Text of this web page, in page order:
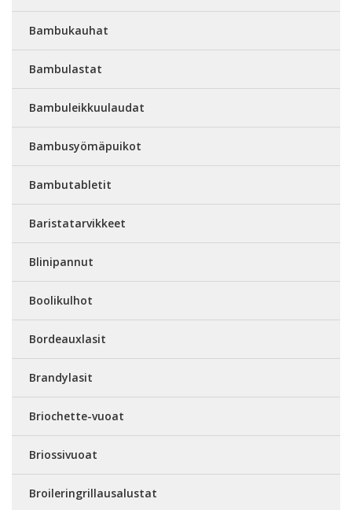
Bambukauhat
Bambulastat
Bambuleikkuulaudat
Bambusyömäpuikot
Bambutabletit
Baristatarvikkeet
Blinipannut
Boolikulhot
Bordeauxlasit
Brandylasit
Briochette-vuoat
Briossivuoat
Broileringrillausalustat